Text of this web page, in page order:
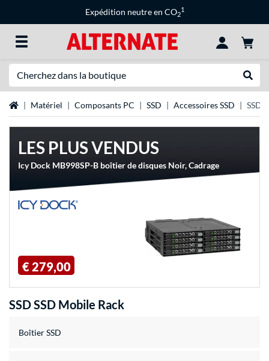
Expédition neutre en CO2
1
Page d'accueil
Matériel Composants PC SSD Accessoires SSD SSD
LES PLUS VENDUS
Icy Dock MB998SP-B boîtier de disques Noir, Cadrage
€ 279,00
SSD SSD Mobile Rack
Boîtier SSD